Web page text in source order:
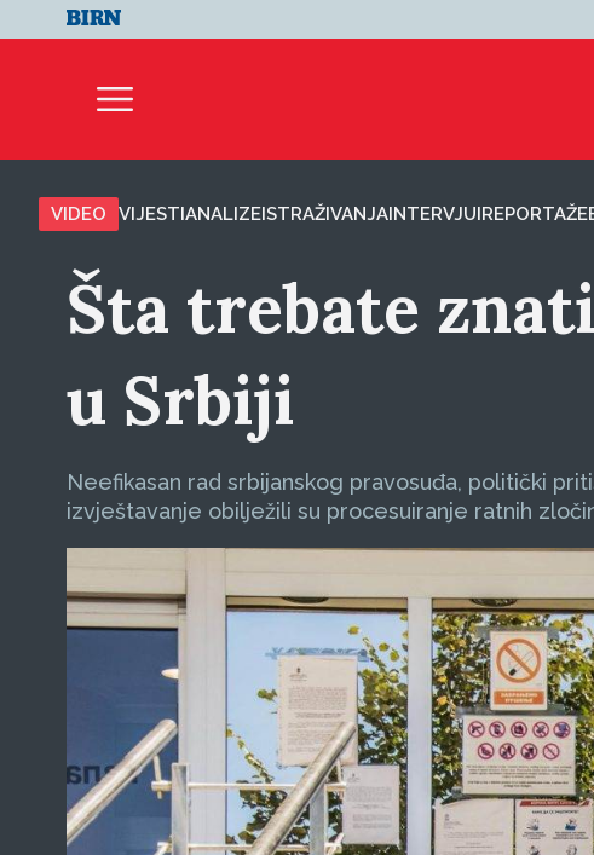
VIDEO VIJESTIANALIZEISTRAŽIVANJAINTERVJUIREPORTAŽE
Šta trebate
u Srbiji
Neefikasan rad srbijanskog pravosuđa, politički
izvještavanje obilježili su procesuiranje ratnih